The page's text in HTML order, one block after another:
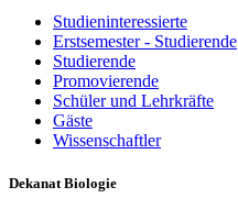
Studieninteressierte
Erstsemester - Studierende
Studierende
Promovierende
Schüler und Lehrkräfte
Gäste
Wissenschaftler
Dekanat Biologie